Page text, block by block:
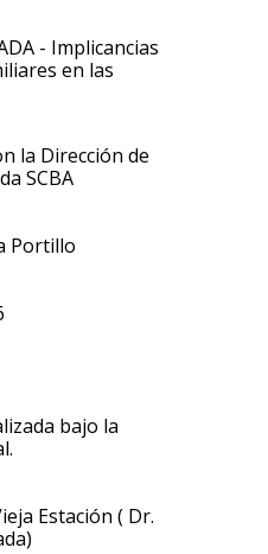
- Implicancias
en las
la Dirección de
SCBA
Portillo
bajo la
Estación ( Dr.